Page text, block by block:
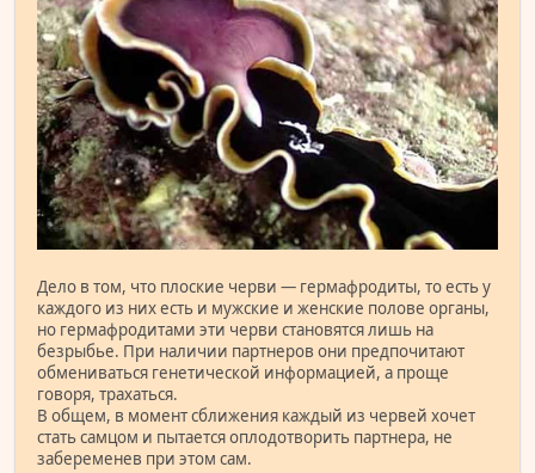
Дело в том, что плоские черви — гермафродиты, то есть у
каждого из них есть и мужские и женские полове органы,
но гермафродитами эти черви становятся лишь на
безрыбье. При наличии партнеров они предпочитают
обмениваться генетической информацией, а проще
говоря, трахаться.
В общем, в момент сближения каждый из червей хочет
стать самцом и пытается оплодотворить партнера, не
забеременев при этом сам.